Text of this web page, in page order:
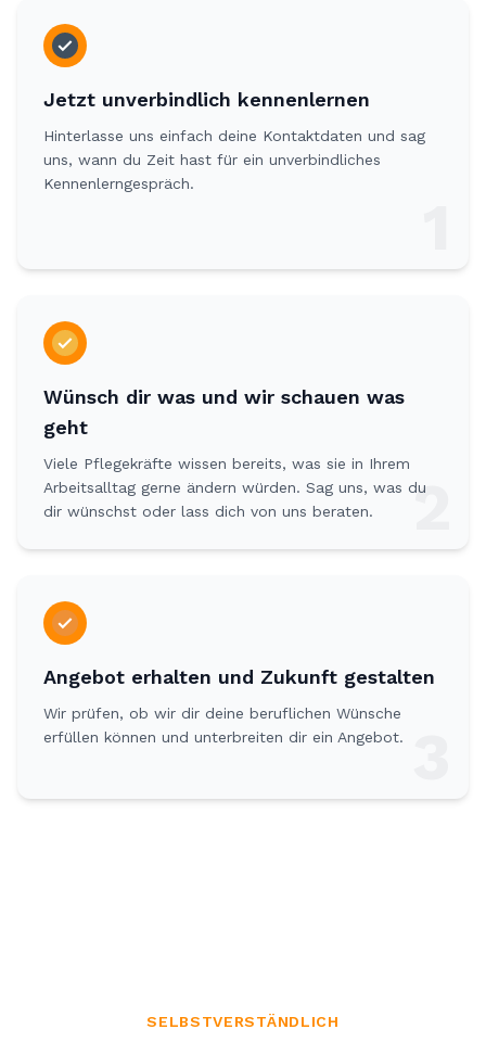
Jetzt unverbindlich kennenlernen
Hinterlasse uns einfach deine Kontaktdaten und sag
uns, wann du Zeit hast für ein unverbindliches
Kennenlerngespräch.
Wünsch dir was und wir schauen was
geht
Viele Pflegekräfte wissen bereits, was sie in Ihrem
Arbeitsalltag gerne ändern würden. Sag uns, was du
dir wünschst oder lass dich von uns beraten.
2
Angebot erhalten und Zukunft gestalten
Wir prüfen, ob wir dir deine beruflichen Wünsche
erfüllen können und unterbreiten dir ein Angebot.
SELBSTVERSTÄNDLICH